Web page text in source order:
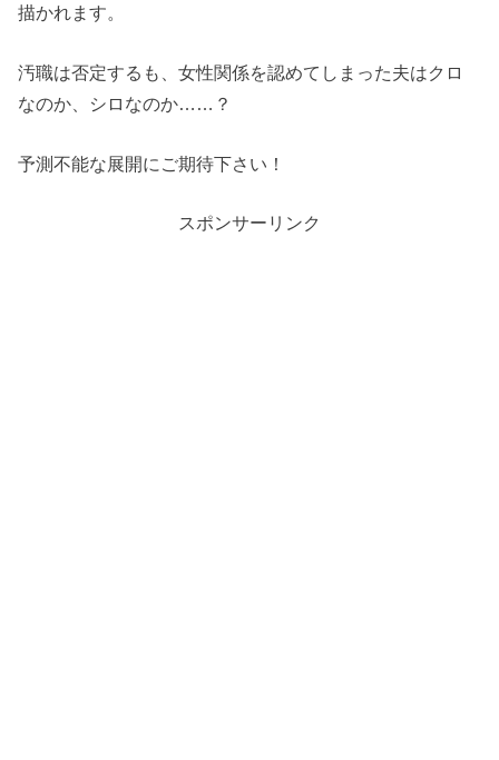
描かれます。
汚職は否定するも、女性関係を認めてしまった夫はクロ
なのか、シロなのか……？
予測不能な展開にご期待下さい！
スポンサーリンク